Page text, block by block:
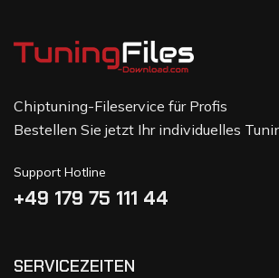
Chiptuning-Fileservice für Profis
Bestellen Sie jetzt Ihr individuelles
Support Hotline
+49 179 75 111 44
SERVICEZEITEN